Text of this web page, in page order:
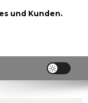
es und Kunden.